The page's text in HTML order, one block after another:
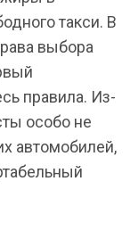
такси. В
выбора
правила. Из-
особо не
автомобилей,